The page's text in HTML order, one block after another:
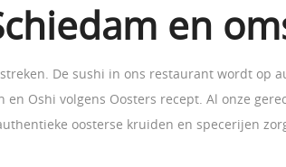
en
De sushi in ons restaurant wordt op
en Oshi volgens Oosters recept. Al onze
oosterse kruiden en specerijen